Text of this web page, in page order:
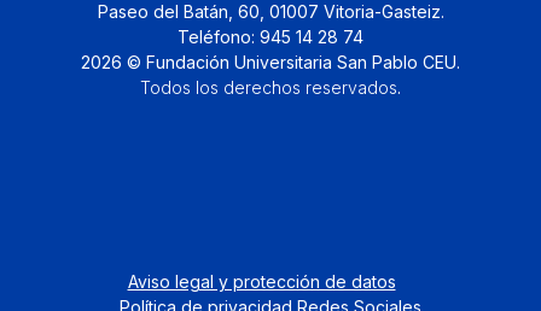
Paseo del Batán, 60, 01007 Vitoria-Gasteiz.
Teléfono: 945 14 28 74
2026 © Fundación Universitaria San Pablo CEU.
Todos los derechos reservados.
Aviso legal y protección de datos
Política de privacidad Redes Sociales